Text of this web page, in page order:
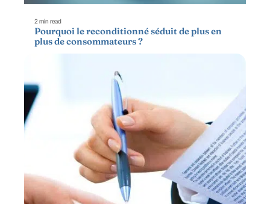
2 min read
Pourquoi le reconditionné séduit de plus en
plus de consommateurs ?